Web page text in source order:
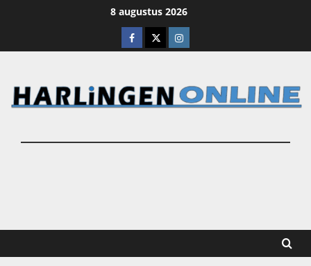
8 augustus 2026
Facebook
X Instagram